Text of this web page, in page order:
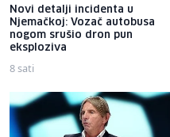
Novi detalji incidenta u
Njemačkoj: Vozač autobusa
nogom srušio dron pun
eksploziva
8 sati